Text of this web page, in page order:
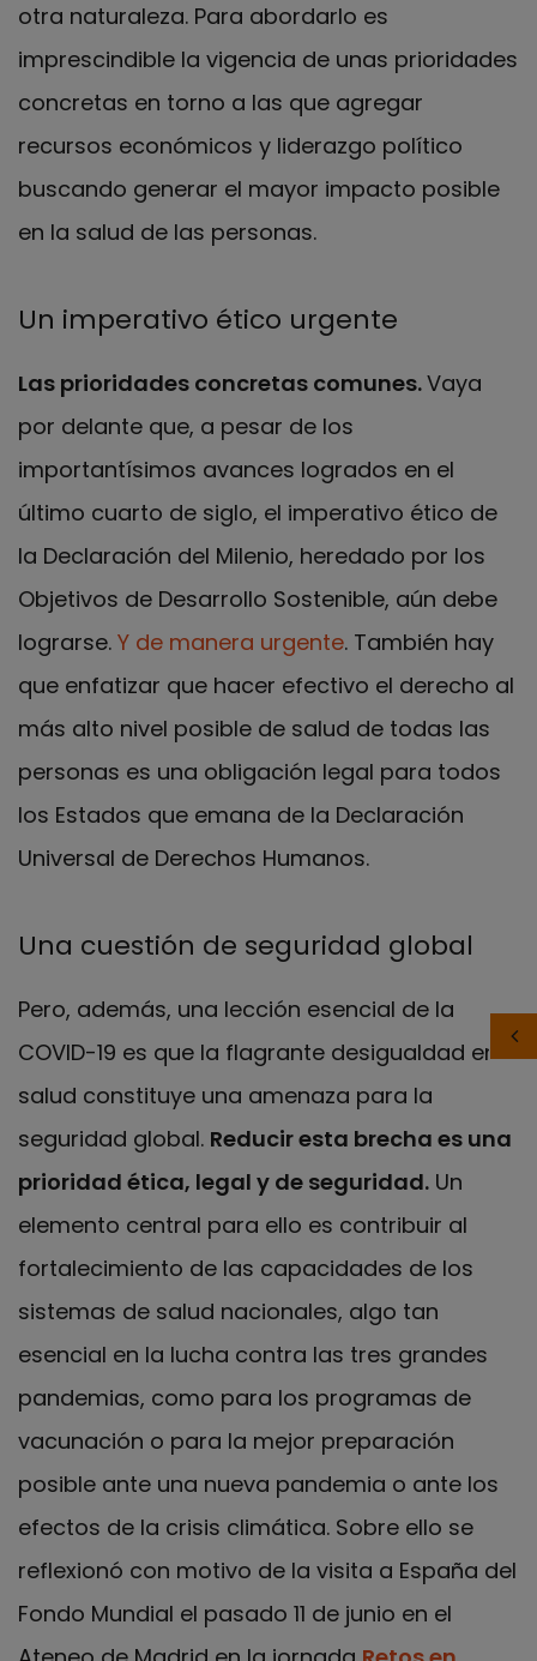
otra naturaleza. Para abordarlo es
imprescindible la vigencia de unas prioridades
concretas en torno a las que agregar
recursos económicos y liderazgo político
buscando generar el mayor impacto posible
en la salud de las personas.
Un imperativo ético urgente
Las prioridades concretas comunes.Vaya
por delante que, a pesar de los
importantísimos avances logrados en el
último cuarto de siglo, el imperativo ético de
la Declaración del Milenio, heredado por los
Objetivos de Desarrollo Sostenible, aún debe
lograrse. Y de manera urgente. También hay
que enfatizar que hacer efectivo el derecho al
más alto nivel posible de salud de todas las
personas es una obligación legal para todos
los Estados que emana de la Declaración
Universal de Derechos Humanos.
Una cuestión de seguridad global
Pero, además, una lección esencial de la
COVID-19 es que la flagrante desigualdad en
salud constituye una amenaza para la
seguridad global. Reducir esta brecha es una
prioridad ética, legal y de seguridad. Un
elemento central para ello es contribuir al
fortalecimiento de las capacidades de los
sistemas de salud nacionales, algo tan
esencial en la lucha contra las tres grandes
pandemias, como para los programas de
vacunación o para la mejor preparación
posible ante una nueva pandemia o ante los
efectos de la crisis climática. Sobre ello se
reflexionó con motivo de la visita a España del
Fondo Mundial el pasado 11 de junio en el